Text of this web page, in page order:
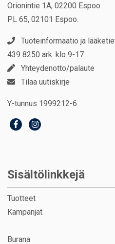
Orionintie 1A, 02200 Espoo.
PL 65, 02101 Espoo.
Tuoteinformaatio ja
439 8250 ark. klo 9-17
Yhteydenotto/palaute
Tilaa uutiskirje
Y-tunnus 1999212-6
Sisältölinkkejä
Tuotteet
Kampanjat
Burana